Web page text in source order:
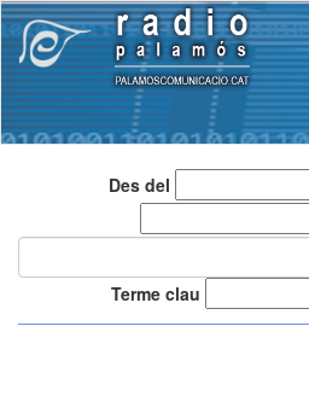
Des del
Terme clau